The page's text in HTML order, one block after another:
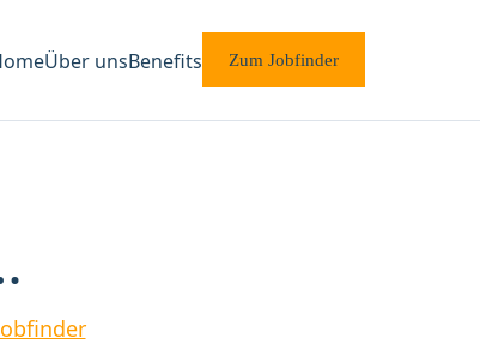
Über unsBenefits Zum Jobfinder